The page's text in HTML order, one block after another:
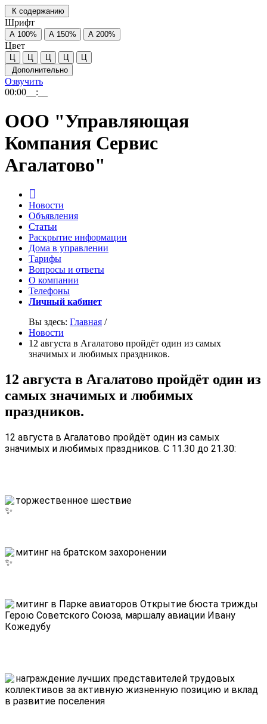
К содержанию
Шрифт
А 100% А 150% А 200%
Цвет
Ц Ц Ц Ц
Ц
Дополнительно
Озвучить
00:00 __:__
ООО "Управляющая
Компания Сервис
Агалатово"
Новости
Объявления
Статьи
Раскрытие информации
Дома в управлении
Тарифы
Вопросы и ответы
О компании
Телефоны
Личный кабинет
Вы здесь: Главная /
Новости
12 августа в Агалатово пройдёт один из самых
значимых и любимых праздников.
12 августа в Агалатово пройдёт один из
самых значимых и любимых
праздников.
12 августа в Агалатово пройдёт один из самых
значимых и любимых праздников. С 11.30 до 21.30:
торжественное шествие
митинг на братском захоронении
митинг в Парке авиаторов Открытие бюста трижды
Герою Советского Союза, маршалу авиации Ивану
Кожедубу
награждение лучших представителей трудовых
коллективов за активную жизненную позицию и вклад
в развитие поселения